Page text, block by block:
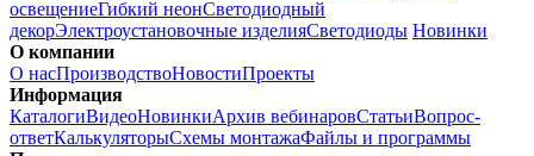
освещениеГибкий неонСветодиодный
декорЭлектроустановочные изделияСветодиоды Новинки
О компании
О насПроизводствоНовостиПроекты
Информация
КаталогиВидеоНовинкиАрхив вебинаровСтатьиВопрос-
ответКалькуляторыСхемы монтажаФайлы и программы